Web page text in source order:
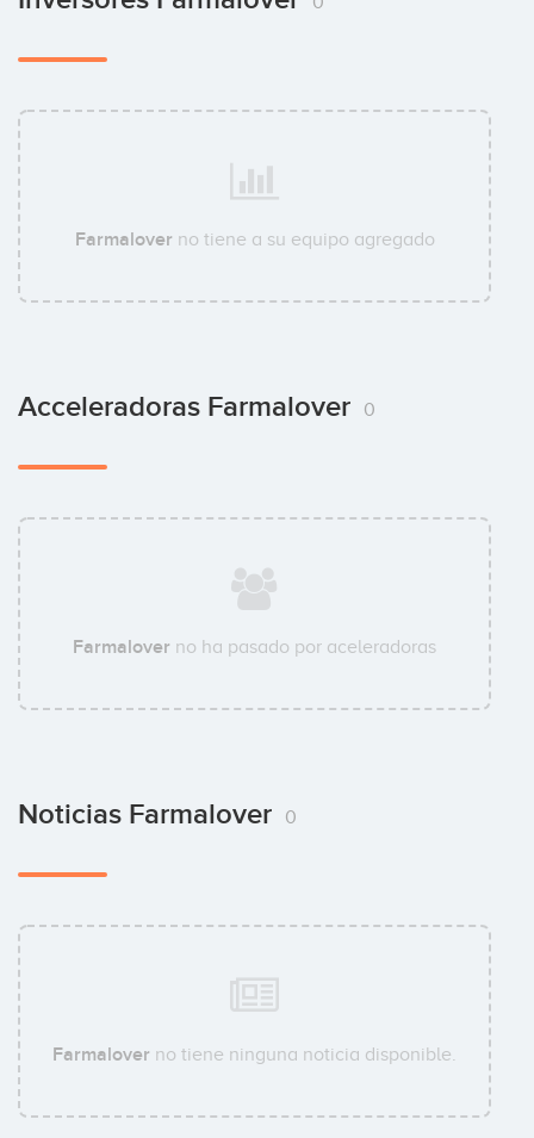
Farmalover no tiene a su equipo agregado
Acceleradoras Farmalover 0
Farmalover no ha pasado por aceleradoras
Noticias Farmalover 0
Farmalover no tiene ninguna noticia disponible.